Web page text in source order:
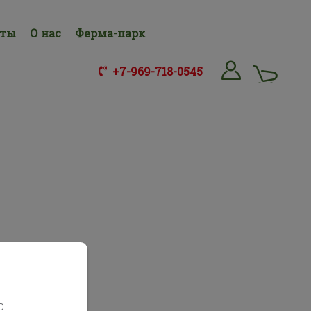
О нас Ферма-парк
+7-969-718-0545